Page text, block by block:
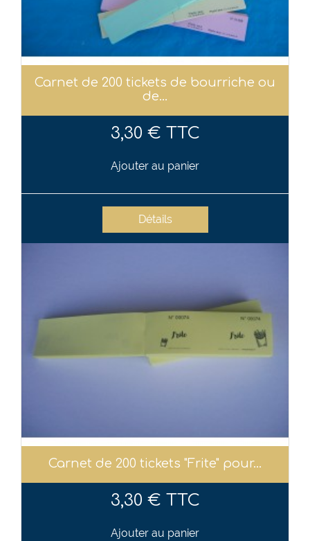
Carnet de 200 tickets de bourriche ou
de...
3,30 € TTC
Ajouter au panier
Détails
Carnet de 200 tickets "Frite" pour...
3,30 € TTC
Ajouter au panier